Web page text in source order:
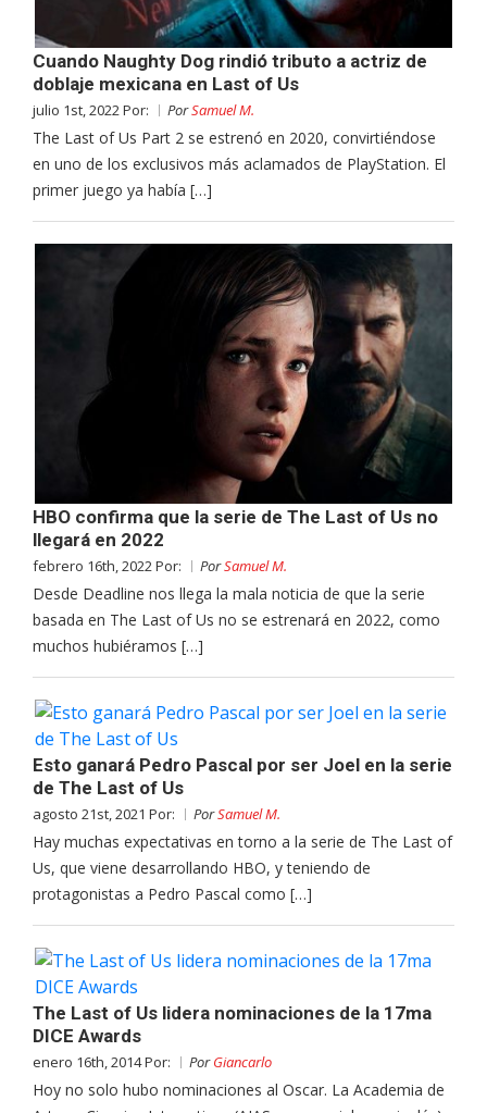
Cuando Naughty Dog rindió tributo a actriz de
doblaje mexicana en Last of Us
julio 1st, 2022 Por: PorSamuel M.
The Last of Us Part 2 se estrenó en 2020, convirtiéndose
en uno de los exclusivos más aclamados de PlayStation. El
primer juego ya había […]
HBO confirma que la serie de The Last of Us no
llegará en 2022
febrero 16th, 2022 Por: PorSamuel M.
Desde Deadline nos llega la mala noticia de que la serie
basada en The Last of Us no se estrenará en 2022, como
muchos hubiéramos […]
Esto ganará Pedro Pascal por ser Joel en la serie
de The Last of Us
agosto 21st, 2021 Por: PorSamuel M.
Hay muchas expectativas en torno a la serie de The Last of
Us, que viene desarrollando HBO, y teniendo de
protagonistas a Pedro Pascal como […]
The Last of Us lidera nominaciones de la 17ma
DICE Awards
enero 16th, 2014 Por: PorGiancarlo
Hoy no solo hubo nominaciones al Oscar. La Academia de